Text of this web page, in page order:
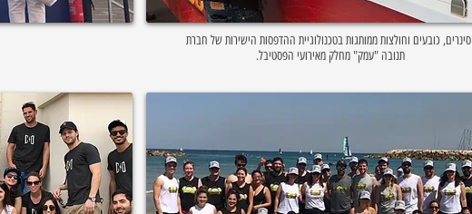
סינרים, כובעים וחולצות ממותגות בטכנולוגיית ההדפסות הישירות של חברת
תנובה "עמק" מחלק מאירועי הפסטיבל.